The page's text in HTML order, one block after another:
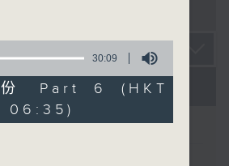
on Radio 3
30:09
Part 6 (HKT
06:35)